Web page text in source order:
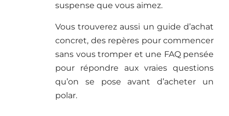
suspense que vous aimez.
Vous trouverez aussi un guide d’achat
concret, des repères pour commencer
sans vous tromper et une FAQ pensée
pour répondre aux vraies questions
qu’on se pose avant d’acheter un
polar.